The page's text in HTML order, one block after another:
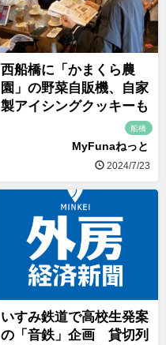
西船橋に「かまくら農
園」の野菜自販機、自家
製アイシングクッキーも
船橋
MyFunaねっと
2024/7/23
いすみ鉄道で高校生発案
の「音鉄」企画 貸切列